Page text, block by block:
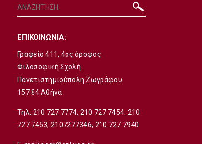
ΕΠΙΚΟΙΝΩΝΙΑ:
Γραφείο 411, 4ος όροφος
Φιλοσοφική Σχολή
Πανεπιστημιούπολη Ζωγράφου
157 84 Αθήνα
Τηλ: 210 727 7774, 210 727 7454, 210
727 7453,2107277346, 210 727 7940